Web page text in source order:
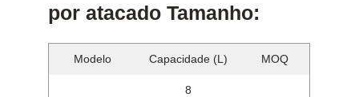
por atacado Tamanho:
Modelo Capacidade (L) MOQ
8